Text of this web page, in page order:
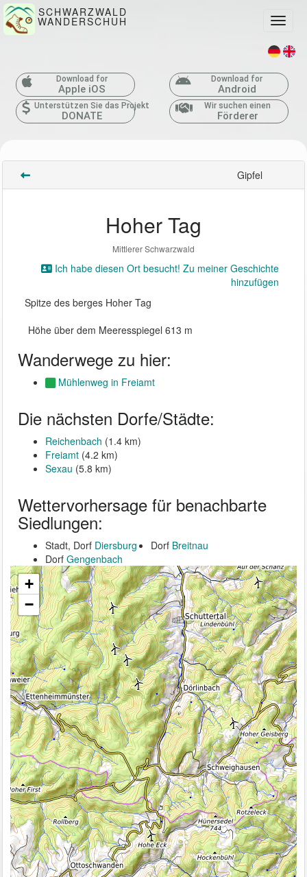
SCHWARZWALD
WANDERSCHUH
Download for
Apple iOS
Download for
Android
Unterstützen Sie das Projekt
DONATE
Wir suchen einen
Förderer
Gipfel
Hoher Tag
Mittlerer Schwarzwald
Ich habe diesen Ort besucht! Zu meiner Geschichte
hinzufügen
Spitze des berges Hoher Tag
Höhe über dem Meeresspiegel 613 m
Wanderwege zu hier:
Mühlenweg in Freiamt
Die nächsten Dorfe/Städte:
Reichenbach (1.4 km)
Freiamt (4.2 km)
Sexau (5.8 km)
Wettervorhersage für benachbarte
Siedlungen:
Stadt, Dorf Diersburg Dorf Breitnau
Dorf Gengenbach
+
−